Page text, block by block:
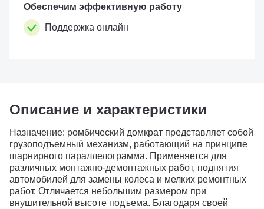
Обеспечим эффективную работу
Поддержка онлайн
Описание и характеристики
Назначение: ромбический домкрат представляет собой
грузоподъемный механизм, работающий на принципе
шарнирного параллелограмма. Применяется для
различных монтажно-демонтажных работ, поднятия
автомобилей для замены колеса и мелких ремонтных
работ. Отличается небольшим размером при
внушительной высоте подъема. Благодаря своей